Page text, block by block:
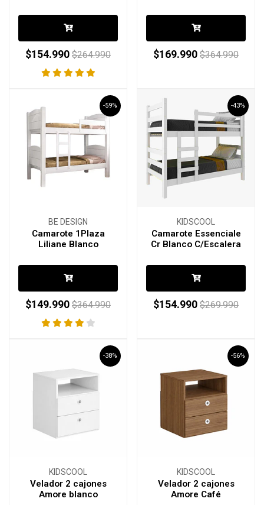
$154.990 $264.990 $169.990 $364.990
-59%
BE DESIGN
Camarote 1Plaza
Liliane Blanco
$149.990 $364.990
-43%
KIDSCOOL
Camarote Essenciale
Cr Blanco C/Escalera
$154.990 $269.990
-38%
KIDSCOOL
Velador 2 cajones
Amore blanco
-56%
KIDSCOOL
Velador 2 cajones
Amore Café